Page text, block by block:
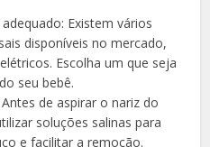
Existem vários
disponíveis no mercado,
Escolha um que seja
seu bebê.
de aspirar o nariz do
soluções salinas para
e facilitar a remoção.